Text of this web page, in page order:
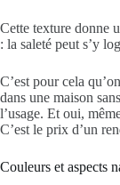
Cette texture donne
: la saleté peut s’y
C’est pour cela
dans une maison
l’usage. Et oui,
C’est le prix d’un
Couleurs et aspects